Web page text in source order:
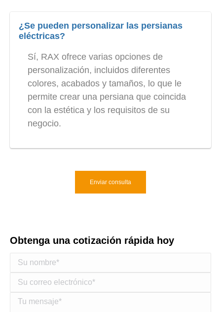
¿Se pueden personalizar las persianas
eléctricas?
Sí, RAX ofrece varias opciones de
personalización, incluidos diferentes
colores, acabados y tamaños, lo que le
permite crear una persiana que coincida
con la estética y los requisitos de su
negocio.
Enviar consulta
Obtenga una cotización rápida hoy